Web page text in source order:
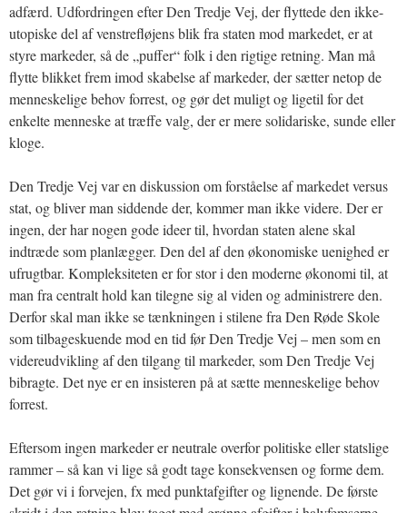
adfærd. Udfordringen efter Den Tredje Vej, der flyttede den ikke-
utopiske del af venstrefløjens blik fra staten mod markedet, er at
styre markeder, så de „puffer“ folk i den rigtige retning. Man må
flytte blikket frem imod skabelse af markeder, der sætter netop de
menneskelige behov forrest, og gør det muligt og ligetil for det
enkelte menneske at træffe valg, der er mere solidariske, sunde eller
kloge.
Den Tredje Vej var en diskussion om forståelse af markedet versus
stat, og bliver man siddende der, kommer man ikke videre. Der er
ingen, der har nogen gode ideer til, hvordan staten alene skal
indtræde som planlægger. Den del af den økonomiske uenighed er
ufrugtbar. Kompleksiteten er for stor i den moderne økonomi til, at
man fra centralt hold kan tilegne sig al viden og administrere den.
Derfor skal man ikke se tænkningen i stilene fra Den Røde Skole
som tilbageskuende mod en tid før Den Tredje Vej – men som en
videreudvikling af den tilgang til markeder, som Den Tredje Vej
bibragte. Det nye er en insisteren på at sætte menneskelige behov
forrest.
Eftersom ingen markeder er neutrale overfor politiske eller statslige
rammer – så kan vi lige så godt tage konsekvensen og forme dem.
Det gør vi i forvejen, fx med punktafgifter og lignende. De første